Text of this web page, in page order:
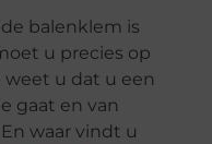
balenklem is
u precies op
weet u dat u een
gaat en van
waar vindt u